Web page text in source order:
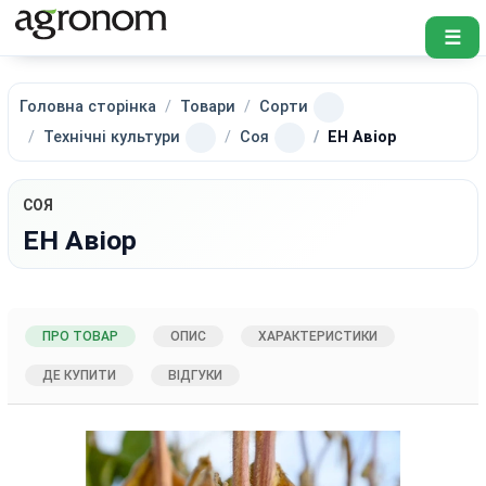
☰
Головна сторінка Товари
Сорти
Технічні культури
Соя ЕН Авіор
СОЯ
ЕН Авіор
ПРО ТОВАР ОПИС ХАРАКТЕРИСТИКИ
ДЕ КУПИТИ ВІДГУКИ